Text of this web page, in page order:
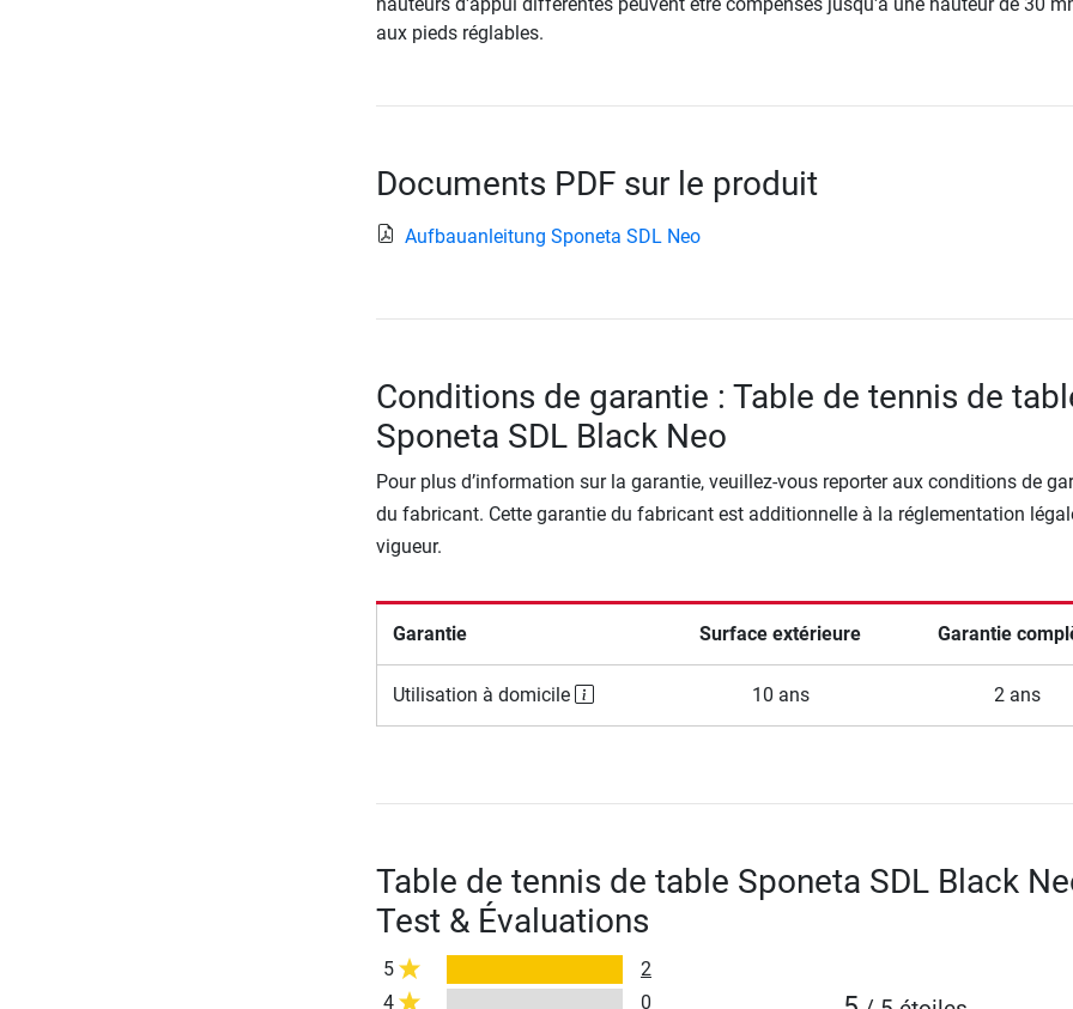
aux pieds réglables.
Documents PDF sur le produit
Aufbauanleitung Sponeta SDL Neo
Conditions de garantie : Table de tennis de
Sponeta SDL Black Neo
Pour plus d’information sur la garantie, veuillez-vous reporter aux conditions de
du fabricant. Cette garantie du fabricant est additionnelle à la réglementation
vigueur.
Garantie Surface extérieure Garantie
Utilisation à domicile 10 ans 2 ans
Table de tennis de table Sponeta SDL Black
Test & Évaluations
5
2
4
0